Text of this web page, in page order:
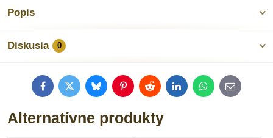
Popis
Diskusia 0
FacebookTwitterBlueskyPinterestRedditLinkedInWhatsApp
E-
mail
Alternatívne produkty